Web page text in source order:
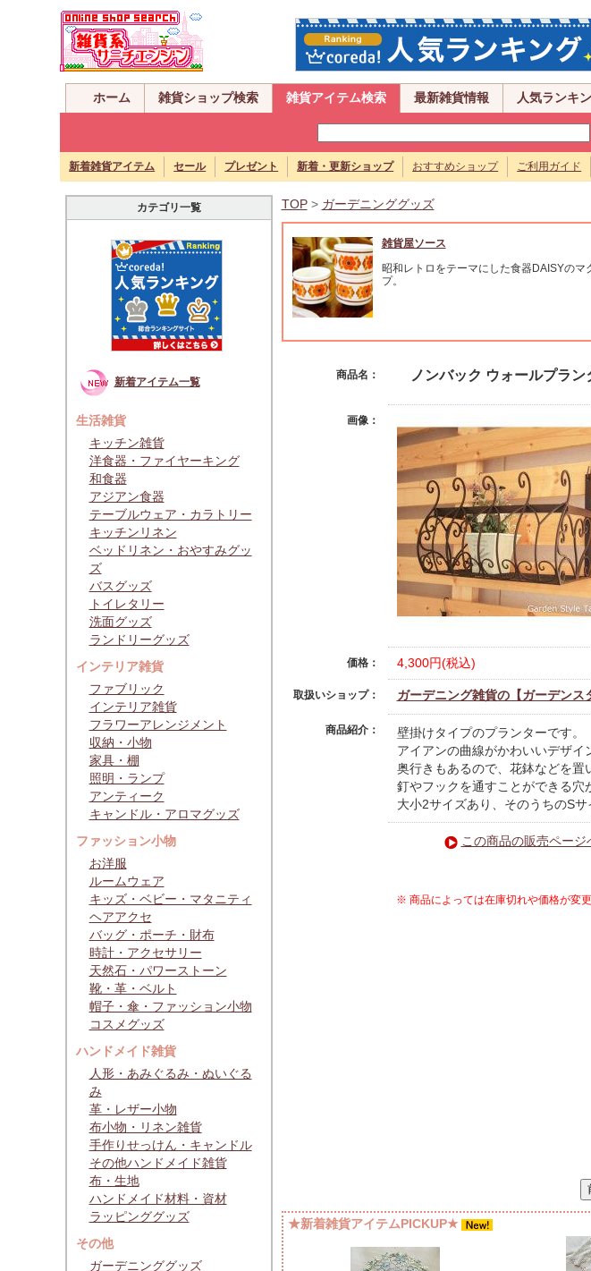
ホーム 雑貨ショップ検索 雑貨アイテム検索 最新雑貨情報 人気ランキ
新着雑貨アイテム セール プレゼント 新着・更新ショップ おすすめショップ ご利用ガイド
カテゴリ一覧
新着アイテム一覧
生活雑貨
キッチン雑貨
洋食器・ファイヤーキング
和食器
アジアン食器
テーブルウェア・カラトリー
キッチンリネン
ベッドリネン・おやすみグッ
ズ
バスグッズ
トイレタリー
洗面グッズ
ランドリーグッズ
インテリア雑貨
ファブリック
インテリア雑貨
フラワーアレンジメント
収納・小物
家具・棚
照明・ランプ
アンティーク
キャンドル・アロマグッズ
ファッション小物
お洋服
ルームウェア
キッズ・ベビー・マタニティ
ヘアアクセ
バッグ・ポーチ・財布
時計・アクセサリー
天然石・パワーストーン
靴・革・ベルト
帽子・傘・ファッション小物
コスメグッズ
ハンドメイド雑貨
人形・あみぐるみ・ぬいぐる
み
革・レザー小物
布小物・リネン雑貨
手作りせっけん・キャンドル
その他ハンドメイド雑貨
布・生地
ハンドメイド材料・資材
ラッピンググッズ
その他
ガーデニンググッズ
TOP> ガーデニンググッズ
雑貨屋ソース
昭和レトロをテーマにした食器DAISYのマ
プ。
商品名： ノンバック ウォールプラン
画像：
価格： 4,300円(税込)
取扱いショップ： ガーデニング雑貨の【ガーデンス
商品紹介：
壁掛けタイプのプランターです。
アイアンの曲線がかわいいデザイ
奥行きもあるので、花鉢などを置
釘やフックを通すことができる穴
大小2サイズあり、そのうちのSサ
この商品の販売ページ
※ 商品によっては在庫切れや価格が変
★新着雑貨アイテムPICKUP★